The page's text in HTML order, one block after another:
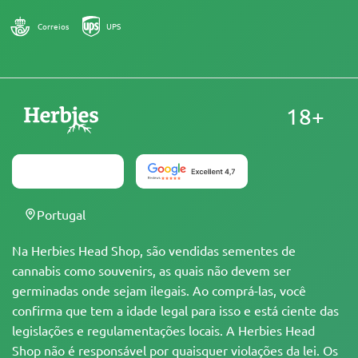
Correios UPS
Na Herbies Head Shop, são vendidas sementes de
cannabis como souvenirs, as quais não devem ser
germinadas onde sejam ilegais. Ao comprá-las, você
confirma que tem a idade legal para isso e está ciente das
legislações e regulamentações locais. A Herbies Head
Shop não é responsável por quaisquer violações da lei. Os
18+
Portugal